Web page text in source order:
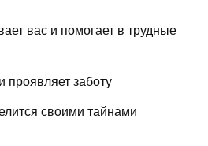
вас и помогает в трудные
проявляет заботу
своими тайнами